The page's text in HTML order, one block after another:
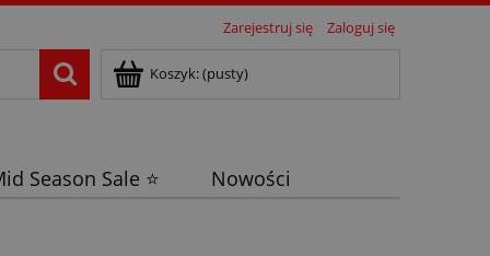
Zarejestruj się Zaloguj się
Koszyk:(pusty)
Season Sale ⭐ Nowości